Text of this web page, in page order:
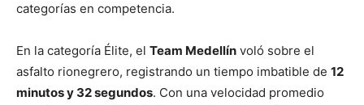
categorías en competencia.
En la categoría Élite, el Team Medellín voló sobre el
asfalto rionegrero, registrando un tiempo imbatible de 12
minutos y 32 segundos. Con una velocidad promedio